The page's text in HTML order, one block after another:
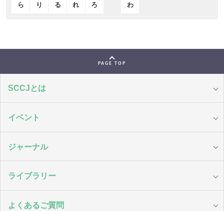
ら り る れ ろ わ
PAGE TOP
SCCJとは
イベント
ジャーナル
ライブラリー
よくあるご質問